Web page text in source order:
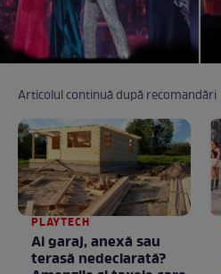
Articolul continuă după recomandări
PLAYTECH
Ai garaj, anexă sau
terasă nedeclarată?